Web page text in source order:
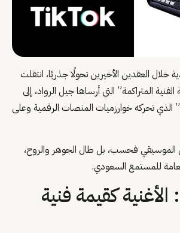
خلال العقدين الأخيرين تحولًا جذريًا، انتقلت
المتراكمة” التي أرساها جيل الرواد، إلى
الذي تحركه خوارزميات المنصات الرقمية وعلى
فحسب، بل طال الجوهر والروح،
للمستمع السعودي.
كقيمة فنية